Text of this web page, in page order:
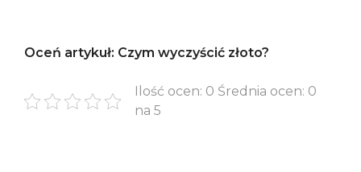
Oceń artykuł: Czym wyczyścić złoto?
Ilość ocen: 0 Średnia ocen: 0
na 5